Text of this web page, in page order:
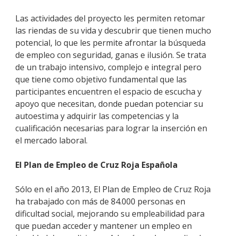
Las actividades del proyecto les permiten retomar
las riendas de su vida y descubrir que tienen mucho
potencial, lo que les permite afrontar la búsqueda
de empleo con seguridad, ganas e ilusión. Se trata
de un trabajo intensivo, complejo e integral pero
que tiene como objetivo fundamental que las
participantes encuentren el espacio de escucha y
apoyo que necesitan, donde puedan potenciar su
autoestima y adquirir las competencias y la
cualificación necesarias para lograr la inserción en
el mercado laboral.
El Plan de Empleo de Cruz Roja Española
Sólo en el año 2013, El Plan de Empleo de Cruz Roja
ha trabajado con más de 84.000 personas en
dificultad social, mejorando su empleabilidad para
que puedan acceder y mantener un empleo en